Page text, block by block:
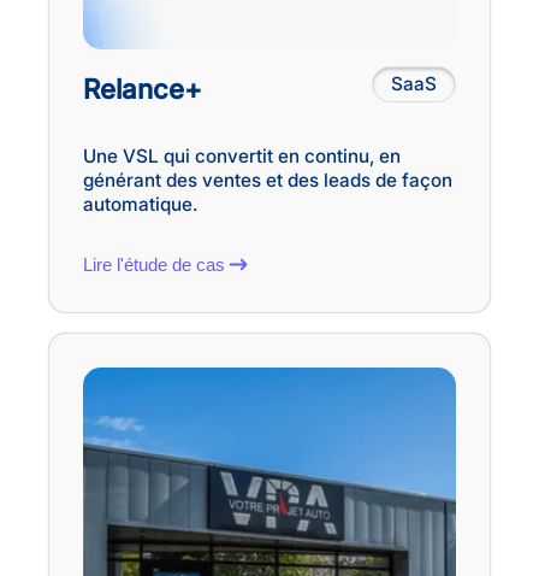
Relance+ SaaS
Une VSL qui convertit en continu, en
générant des ventes et des leads de façon
automatique.
Lire l'étude de cas